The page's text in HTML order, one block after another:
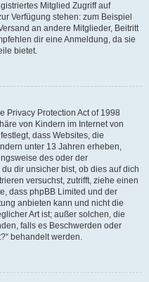
Mitglied Zugriff auf
Verfügung stehen: zum Beispiel
an andere Mitglieder, Beitritt
dir eine Anmeldung, da sie
bietet.
Privacy Protection Act of 1998
von Kindern im Internet von
dass Websites, die
unter 13 Jahren erheben,
des oder der
dir unsicher bist, ob dies auf dich
versuchst, zutrifft, ziehe einen
dass phpBB Limited und der
anbieten kann und nicht die
Art ist; außer solchen, die
falls es Beschwerden oder
behandelt werden.